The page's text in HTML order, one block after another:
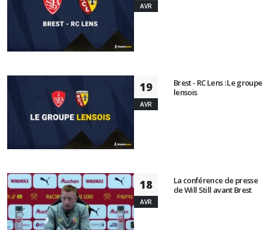
AVR
19
AVR
Brest - RC Lens : Le groupe
lensois
18
AVR
La conférence de presse
de Will Still avant Brest